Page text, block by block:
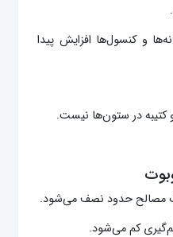
و کنسول‌ها افزایش پیدا
و کتیبه در ستون‌ها نیست.
مصالح حدود نصف می‌شود.
کم می‌شود.